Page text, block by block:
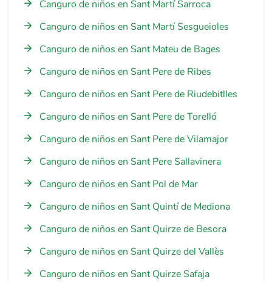
Canguro de niños en Sant Martí Sarroca
Canguro de niños en Sant Martí Sesgueioles
Canguro de niños en Sant Mateu de Bages
Canguro de niños en Sant Pere de Ribes
Canguro de niños en Sant Pere de Riudebitlles
Canguro de niños en Sant Pere de Torelló
Canguro de niños en Sant Pere de Vilamajor
Canguro de niños en Sant Pere Sallavinera
Canguro de niños en Sant Pol de Mar
Canguro de niños en Sant Quintí de Mediona
Canguro de niños en Sant Quirze de Besora
Canguro de niños en Sant Quirze del Vallès
Canguro de niños en Sant Quirze Safaja